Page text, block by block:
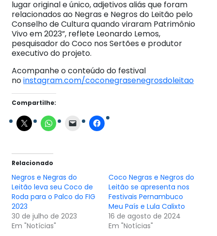
lugar original e único, adjetivos aliás que foram
relacionados ao Negras e Negros do Leitão pelo
Conselho de Cultura quando viraram Patrimônio
Vivo em 2023”, reflete Leonardo Lemos,
pesquisador do Coco nos Sertões e produtor
executivo do projeto.
Acompanhe o conteúdo do festival
noinstagram.com/coconegrasenegrosdoleitao
Compartilhe:
Relacionado
Negros e Negras do
Leitão leva seu Coco de
Roda para o Palco do FIG
2023
30 de julho de 2023
Em "Notícias"
Coco Negras e Negros do
Leitão se apresenta nos
Festivais Pernambuco
Meu País e Lula Calixto
16 de agosto de 2024
Em "Notícias"